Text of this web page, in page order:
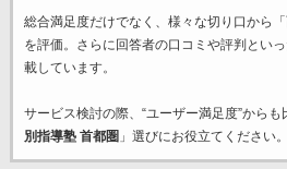
総合満足度だけでなく、様々な切り口から「
を評価。さらに回答者の口コミや評判とい
載しています。
サービス検討の際、“ユーザー満足度”からも
別指導塾 首都圏 」選びにお役立てください。